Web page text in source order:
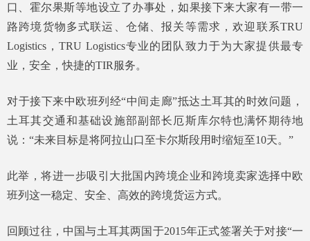
口、霍尔果斯等地设立了办事处，如果接下来大家有一带一
路跨境货物多式联运、仓储、报关等需求，欢迎联系TRU
Logistics，TRU Logistics专业的团队致力于为大家提供最专
业，安全，快捷的TIR服务。
对于接下来中欧班列经“中间走廊”抵达土耳其的时效问题，
土耳其交通和基础设施部副部长厄斯库尔特也满怀期待地
说：“未来目标是将阿拉山口至卡尔斯段用时缩短至10天。”
此举，将进一步吸引大批国内跨境企业和跨境卖家选择中欧
班列这一稳定、安全、高效的跨境货运方式。
回顾过往，中国与土耳其两国于2015年正式签署关于对接“一